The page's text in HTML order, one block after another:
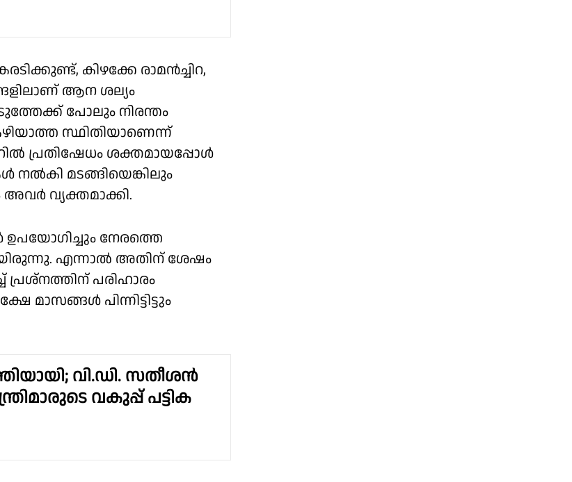
കിഴക്കേ രാമൻച്ചിറ,
ആന ശല്യം
പോലും നിരന്തം
സ്ഥിതിയാണെന്ന്
പ്രതിഷേധം ശക്തമായപ്പോൾ
നൽകി മടങ്ങിയെങ്കിലും
അവർ വ്യക്തമാക്കി.
നേരത്തെ
എന്നാൽ അതിന് ശേഷം
പ്രശ്നത്തിന് പരിഹാരം
മാസങ്ങൾ പിന്നിട്ടിട്ടും
വി.ഡി. സതീശൻ
വകുപ്പ് പട്ടിക